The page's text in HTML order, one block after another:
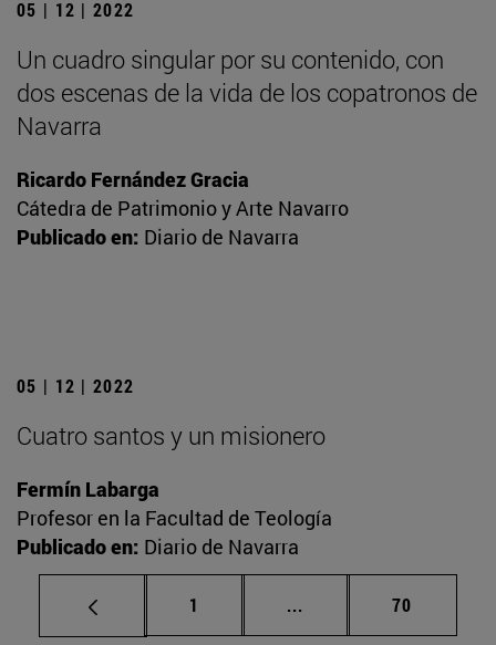
05 | 12 | 2022
Un cuadro singular por su contenido, con
dos escenas de la vida de los copatronos de
Navarra
Ricardo Fernández Gracia
Cátedra de Patrimonio y Arte Navarro
Publicado en: Diario de Navarra
05 | 12 | 2022
Cuatro santos y un misionero
Fermín Labarga
Profesor en la Facultad de Teología
Publicado en: Diario de Navarra
Página
1 ... Páginas intermedias
Página
70